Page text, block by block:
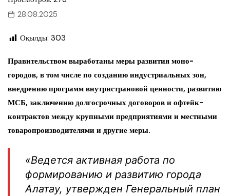
28.08.2025
Оқылды: 303
Правительством выработаны меры развития моно-
городов, в том числе по созданию индустриальных зон,
внедрению программ внутристрановой ценности, развитию
МСБ, заключению долгосрочных договоров и офтейк-
контрактов между крупными предприятиями и местными
товаропроизводителями и другие меры.
«Ведется активная работа по
формированию и развитию города
Алатау, утвержден Генеральный план